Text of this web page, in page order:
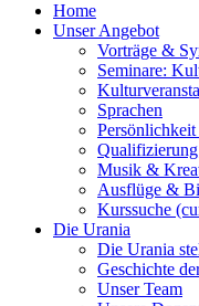
Home
Unser Angebot
Vorträge &
Seminare:
Sprachen
Musik &
Ausflüge &
Kurssuche
Die Urania
Die Urania
Geschichte
Unser Team